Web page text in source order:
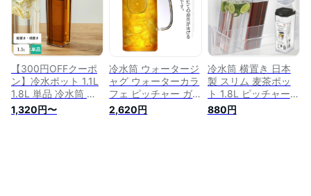
ジャグ ボトル 冷水
卓上ポット ティーポ
ット おしゃれなピッ
チャー 水出し 大容
量 お茶ピッチャー
熱湯
入れ 水出しボトル
ウォーターカラフェ
冷水筒 おしゃれ
差し 水 ウォーター
ピッチャー ウォータ
ーポット 麦茶ポット
お茶ポット 水筒 ウ
ォーターボトル 保冷
麦茶 お茶 容器
【300円OFFクーポ
ン】冷水ポット 1.1L
1.8L 単品 冷水筒 ウ
ォーターピッチャー
ウォータージャグ 横
1,320円〜
冷水筒 ウォータージ
ャグ ウォーターカラ
フェ ピッチャー ガ
ラス 水差し 麦茶ポ
ット 飲み物 冷蔵庫
2,620円
冷水筒 横置き 日本
製 スリム 麦茶ポッ
ト 1.8L ピッチャー
クールポット 冷水
容器 冷水ポット ス
880円